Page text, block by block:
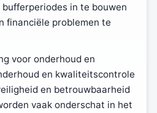
in te bouwen
financiële problemen te
voor onderhoud en
en kwaliteitscontrole
en betrouwbaarheid
vaak onderschat in het